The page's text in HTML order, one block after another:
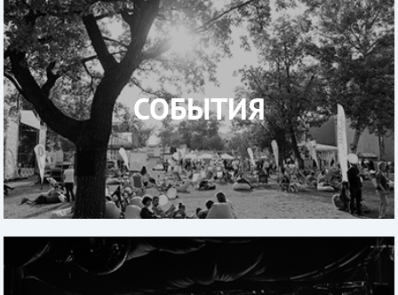
СОБЫТИЯ